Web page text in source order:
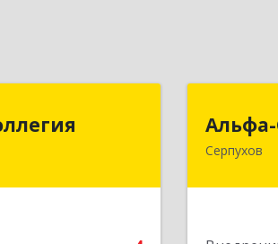
обл, Серпухов г,
Серпухов
142200,